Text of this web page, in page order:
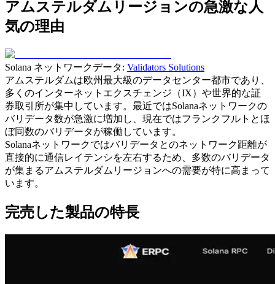
アムステルダムリージョンの急激な人
気の理由
Solana ネットワークデータ: Validators Solutions
アムステルダムは欧州最大級のデータセンター都市であり、
多くのインターネットエクスチェンジ（IX）や世界的な証
券取引所が集中しています。最近ではSolanaネットワークの
バリデータ数が急激に増加し、現在ではフランクフルトとほ
ぼ同数のバリデータが稼働しています。
Solanaネットワークではバリデータとのネットワーク距離が
直接的に通信レイテンシを左右するため、多数のバリデータ
が集まるアムステルダムリージョンへの需要が特に高まって
います。
完売した製品の特長